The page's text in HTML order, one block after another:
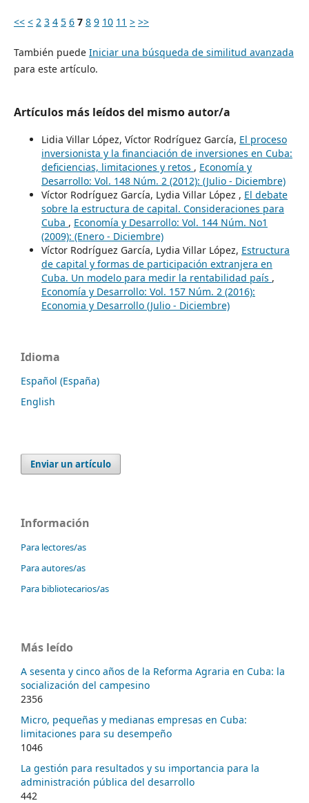
<< < 2 3 4 5 6 7 8 9 10 11 > >>
También puede Iniciar una búsqueda de similitud avanzada
para este artículo.
Artículos más leídos del mismo autor/a
Lidia Villar López, Víctor Rodríguez García, El proceso
inversionista y la financiación de inversiones en Cuba:
deficiencias, limitaciones y retos , Economía y
Desarrollo: Vol. 148 Núm. 2 (2012): (Julio - Diciembre)
Víctor Rodríguez García, Lydia Villar López , El debate
sobre la estructura de capital. Consideraciones para
Cuba , Economía y Desarrollo: Vol. 144 Núm. No1
(2009): (Enero - Diciembre)
Víctor Rodríguez García, Lydia Villar López, Estructura
de capital y formas de participación extranjera en
Cuba. Un modelo para medir la rentabilidad país ,
Economía y Desarrollo: Vol. 157 Núm. 2 (2016):
Economia y Desarrollo (Julio - Diciembre)
Idioma
Español (España)
English
Enviar un artículo
Información
Para lectores/as
Para autores/as
Para bibliotecarios/as
Más leído
A sesenta y cinco años de la Reforma Agraria en Cuba: la
socialización del campesino
2356
Micro, pequeñas y medianas empresas en Cuba:
limitaciones para su desempeño
1046
La gestión para resultados y su importancia para la
administración pública del desarrollo
442